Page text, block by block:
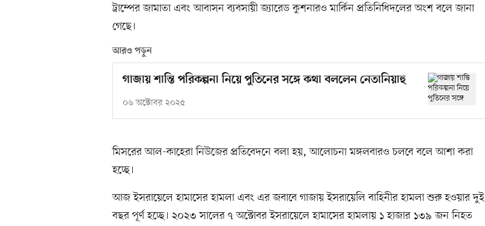
ট্রাম্পের জামাতা এবং আবাসন ব্যবসায়ী জ্যারেড কুশনারও মার্কিন প্রতিনিধিদলের অংশ বলে জানা
গেছে।
আরও পড়ুন
গাজায় শান্তি পরিকল্পনা নিয়ে পুতিনের সঙ্গে কথা বললেন নেতানিয়াহু
০৬ অক্টোবর ২০২৫
মিসরের আল-কাহেরা নিউজের প্রতিবেদনে বলা হয়, আলোচনা মঙ্গলবারও চলবে বলে আশা করা
হচ্ছে।
আজ ইসরায়েলে হামাসের হামলা এবং এর জবাবে গাজায় ইসরায়েলি বাহিনীর হামলা শুরু হওয়ার দুই
বছর পূর্ণ হচ্ছে। ২০২৩ সালের ৭ অক্টোবর ইসরায়েলে হামাসের হামলায় ১ হাজার ১৩৯ জন নিহত